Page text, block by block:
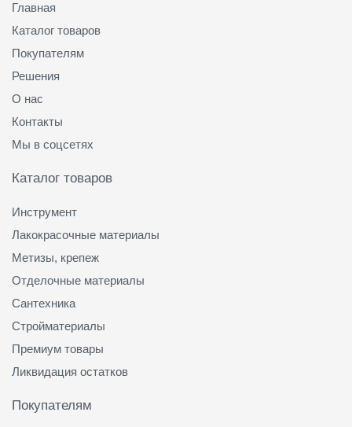
Главная
Каталог товаров
Покупателям
Решения
О нас
Контакты
Мы в соцсетях
Каталог товаров
Инструмент
Лакокрасочные материалы
Метизы, крепеж
Отделочные материалы
Сантехника
Стройматериалы
Премиум товары
Ликвидация остатков
Покупателям